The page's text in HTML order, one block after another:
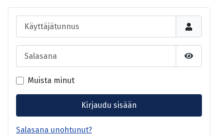
Käyttäjätunnus
Salasana
Näytä
Muista minut
Kirjaudu sisään
Salasana unohtunut?